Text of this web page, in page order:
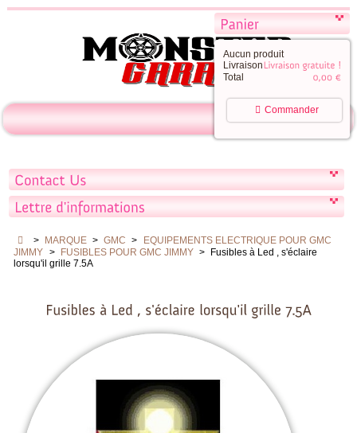
Aucun produit
Livraison
Total
Commander
> MARQUE > GMC >
EQUIPEMENTS ELECTRIQUE POUR GMC
JIMMY > FUSIBLES POUR GMC JIMMY > Fusibles à Led , s'éclaire
lorsqu'il grille 7.5A